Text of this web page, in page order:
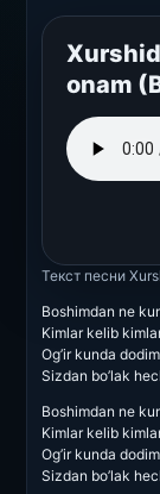
onam
Текст песни
Boshimdan ne
Kimlar kelib
Og’ir kunda
Sizdan bo’lak
Boshimdan ne
Kimlar kelib
Og’ir kunda
Sizdan bo’lak